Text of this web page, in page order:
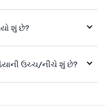
શું છે?
ઉચ્ચ/નીચે શું છે?